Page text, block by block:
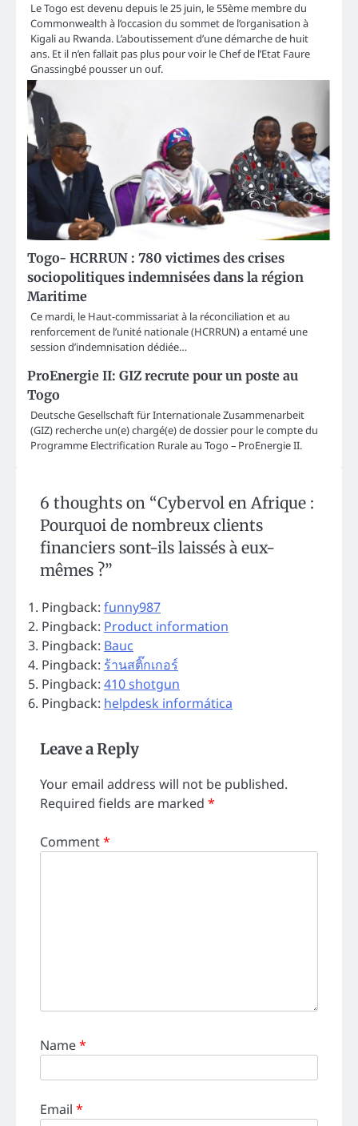
Le Togo est devenu depuis le 25 juin, le 55ème membre du
Commonwealth à l’occasion du sommet de l’organisation à
Kigali au Rwanda. L’aboutissement d’une démarche de huit
ans. Et il n’en fallait pas plus pour voir le Chef de l’Etat Faure
Gnassingbé pousser un ouf.
Togo- HCRRUN : 780 victimes des crises
sociopolitiques indemnisées dans la région
Maritime
Ce mardi, le Haut-commissariat à la réconciliation et au
renforcement de l’unité nationale (HCRRUN) a entamé une
session d’indemnisation dédiée…
ProEnergie II: GIZ recrute pour un poste au
Togo
Deutsche Gesellschaft für Internationale Zusammenarbeit
(GIZ) recherche un(e) chargé(e) de dossier pour le compte du
Programme Electrification Rurale au Togo – ProEnergie II.
6 thoughts on “Cybervol en Afrique :
Pourquoi de nombreux clients
financiers sont-ils laissés à eux-
mêmes ?”
Pingback: funny987
Pingback: Product information
Pingback: Bauc
Pingback: ร้านสติ๊กเกอร์
Pingback: 410 shotgun
Pingback: helpdesk informática
Leave a Reply
Your email address will not be published.
Required fields are marked *
Comment*
Name*
Email *